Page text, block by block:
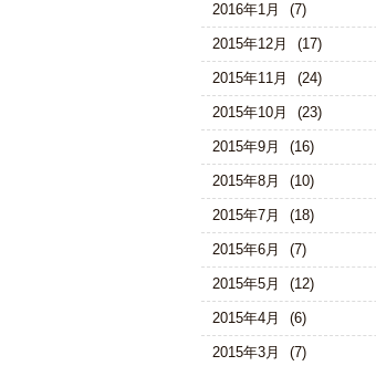
2016年1月 (7)
2015年12月 (17)
2015年11月 (24)
2015年10月 (23)
2015年9月 (16)
2015年8月 (10)
2015年7月 (18)
2015年6月 (7)
2015年5月 (12)
2015年4月 (6)
2015年3月 (7)